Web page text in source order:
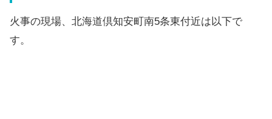
火事の現場、北海道倶知安町南5条東付近は以下で
す。